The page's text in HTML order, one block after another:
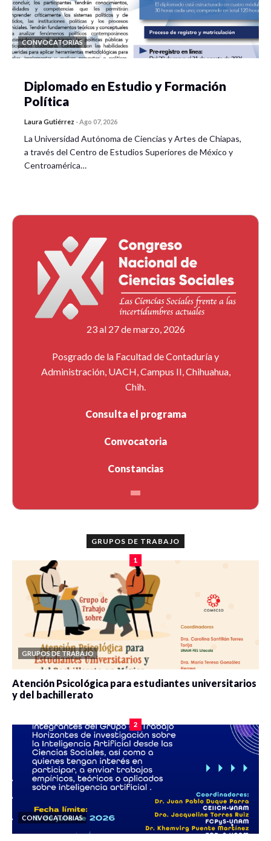
CONVOCATORIAS
Diplomado en Estudio y Formación
Política
Laura Gutiérrez -Ago 07, 2026
La Universidad Autónoma de Ciencias y Artes de Chiapas,
a través del Centro de Estudios Superiores de México y
Centroamérica…
23 al 27 de marzo, 2026
Posgrado de la Facultad de Contaduría y
Administración, UACH, Campus II, Chihuahua,
Chih.
Consulta el programa
Convocatoria
Constancias
GRUPOS DE TRABAJO
1
GRUPOS DE TRABAJO
Atención Psicológica para estudiantes universitarios
y del bachillerato
2
CONVOCATORIAS